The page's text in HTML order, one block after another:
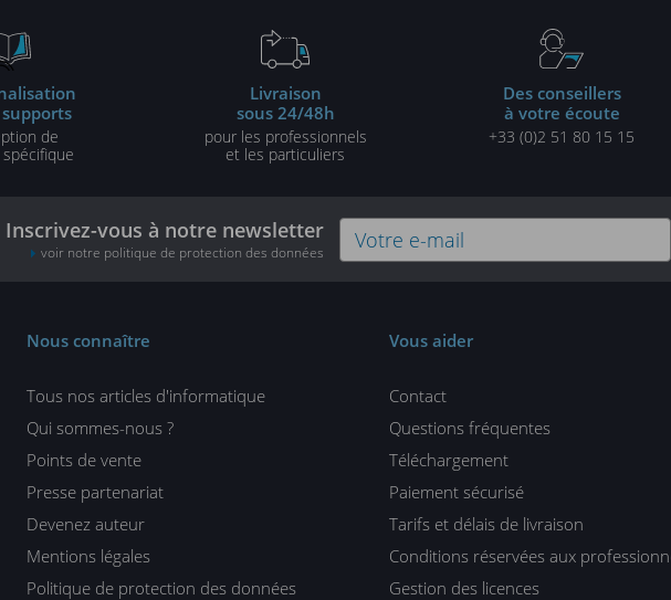
de
Livraison
sous 24/48h
pour les professionnels
et les particuliers
Des conseillers
à votre écoute
+33 (0)2 51 80 15 15
Inscrivez-vous à notre newsletter
voir notre politique de protection des données
Nous connaître
Tous nos articles d'informatique
Qui sommes-nous ?
Points de vente
Presse partenariat
Devenez auteur
Mentions légales
Politique de protection des données
Vous aider
Contact
Questions fréquentes
Téléchargement
Paiement sécurisé
Tarifs et délais de livraison
Conditions réservées aux
Gestion des licences